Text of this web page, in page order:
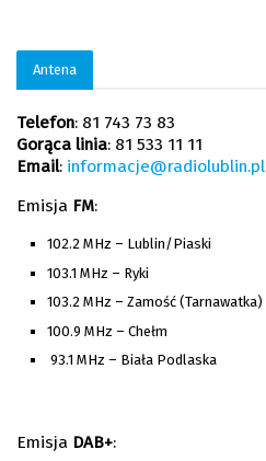
Antena
Telefon: 81 743 73 83
Gorąca linia: 81 533 11 11
Email: informacje@radiolublin.pl
Emisja FM:
102.2 MHz – Lublin/Piaski
103.1 MHz – Ryki
103.2 MHz – Zamość (Tarnawatka)
100.9 MHz – Chełm
93.1 MHz – Biała Podlaska
Emisja DAB+: